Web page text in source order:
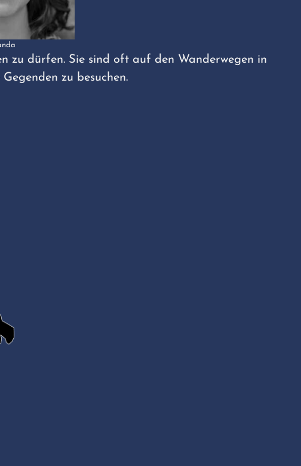
zu dürfen. Sie sind oft auf den Wanderwegen in
zu besuchen.